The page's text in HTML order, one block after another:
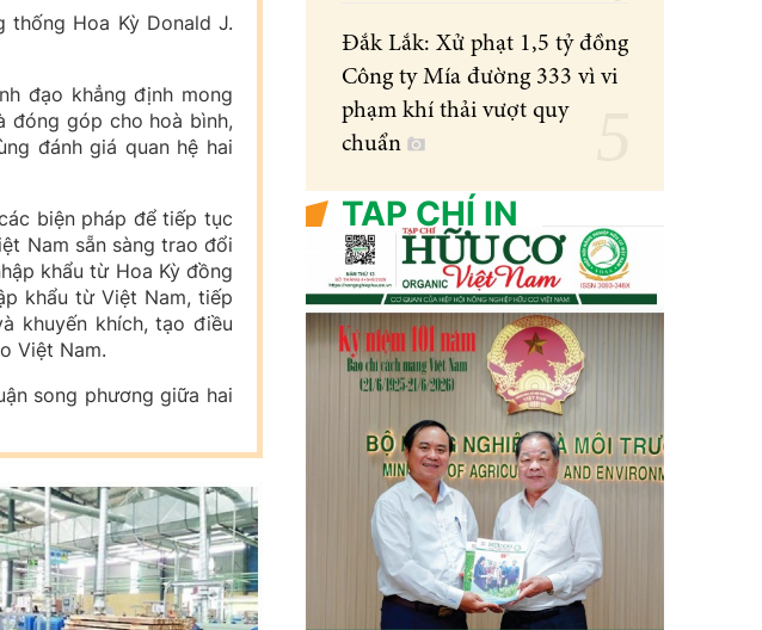
Hoa Kỳ Donald J.
đạo khẳng định mong
đóng góp cho hoà bình,
đánh giá quan hệ hai
biện pháp để tiếp tục
Nam sẵn sàng trao đổi
khẩu từ Hoa Kỳ đồng
khẩu từ Việt Nam, tiếp
khuyến khích, tạo điều
Việt Nam.
song phương giữa hai
Đắk Lắk: Xử phạt 1,5 tỷ đồng
Công ty Mía đường 333 vì vi
phạm khí thải vượt quy
chuẩn
TẠP CHÍ IN